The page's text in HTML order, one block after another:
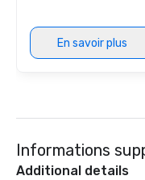
En savoir plus
Informations
Additional details